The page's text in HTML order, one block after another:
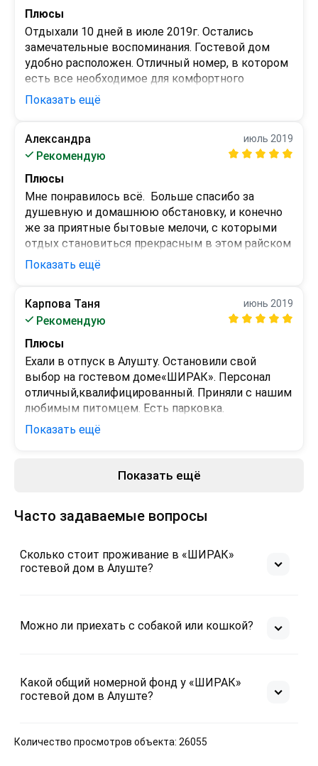
день уборка. До пляжа 10-15 минут, но мы
дом расположен очень удачно, рядом
автостанция, рынок, аптека, остановка
автотранспорта. Очень хорошо отдохнули,
благодаря отличной обстановке и хорошему
отношению к гостям. Большое Вам спасибо.
Плюсы
Отдыхали 10 дней в июле 2019г. Остались
замечательные воспоминания. Гостевой дом
удобно расположен. Отличный номер, в котором
есть все необходимое для комфортного
проживания во время отдыха. В номере
круглосуточная подача холодной и горячей воды,
фото и видео полностью соответствуют
действительности. На первом этаже находится
круглосуточный магазин, что очень удобно. До
маршрутке 2 остановки. Внимательный,
отзывчивый владелец.  До этого
останавливались в разных гостевых домах.
Теперь, если будем отдыхать в Алуште, то
только в гостевом доме «Ширак».  Огромное
гостеприимство!
Минусы
Показать ещё
Александра
Рекомендую
июль 2019
Плюсы
Мне понравилось всё.  Больше спасибо за
душевную и домашнюю обстановку, и конечно
же за приятные бытовые мелочи, с которыми
отдых становиться прекрасным в этом райском
уголочке.Удобно, что внизу находится
круглосуточный магазин. Очень гостеприимный
рекомендовать  своим друзьям.
Минусы
Показать ещё
Карпова Таня
Рекомендую
июнь 2019
Плюсы
Ехали в отпуск в Алушту. Остановили свой
выбор на гостевом доме«ШИРАК». Персонал
отличный,квалифицированный. Приняли с нашим
любимым питомцем. Есть парковка.
Обслуживание на самом высоком уровне.
Бронировали 2-х комнатный номер. Чисто и
Показать ещё
Показать ещё
Часто задаваемые вопросы
Сколько стоит проживание в «ШИРАК»
гостевой дом в Алуште?
Можно ли приехать с собакой или кошкой?
Какой общий номерной фонд у «ШИРАК»
гостевой дом в Алуште?
Количество просмотров объекта: 26055